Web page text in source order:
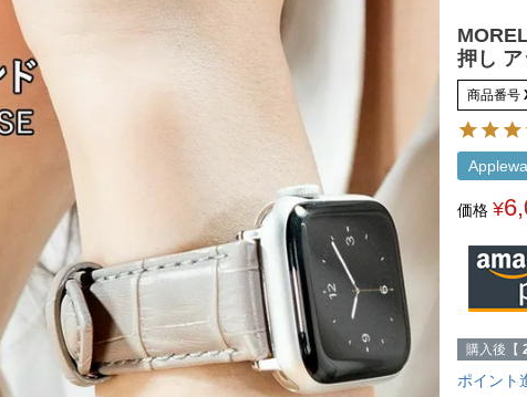
押し
商品番号
価格 ¥
購入後【
ポイント